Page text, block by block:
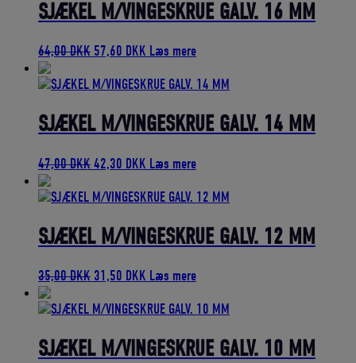
118,00 DKK.106,20 DKK.
SJÆKEL M/VINGESKRUE GALV. 16 MM
64,00DKK Den
pris
64,00 DKK.
57,60 DKK Den
pris
57,60 DKK.
Læs mere
SJÆKEL M/VINGESKRUE GALV. 14 MM
47,00DKKDen
pris
47,00 DKK.
42,30 DKK Den
pris
42,30 DKK.
Læs mere
SJÆKEL M/VINGESKRUE GALV. 12 MM
35,00DKK Den
pris
35,00 DKK.
31,50 DKK Den
pris
31,50 DKK.
Læs mere
SJÆKEL M/VINGESKRUE GALV. 10 MM